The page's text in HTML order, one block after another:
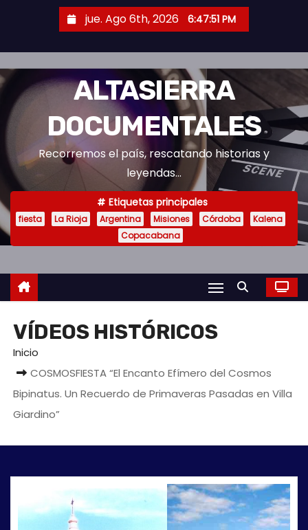
t
a
n
t
i
d
jue. Ago 6th, 2026 6:47:51 PM
ALTASIERRA
DOCUMENTALES
Recorremos el país, rescatando historias y
leyendas...
Etiquetas principales
fiesta La Rioja Argentina Misiones Córdoba
Kalena
Copacabana
VÍDEOS HISTÓRICOS
Inicio
COSMOSFIESTA “El Encanto Efímero del Cosmos
Bipinatus. Un Recuerdo de Primaveras Pasadas en Villa
Giardino”